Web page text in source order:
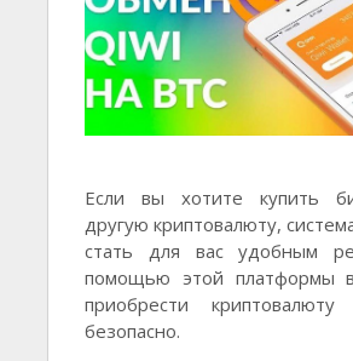
Если вы хотите купить
другую криптовалюту,
стать для вас удобным
помощью этой платформы
приобрести
безопасно.